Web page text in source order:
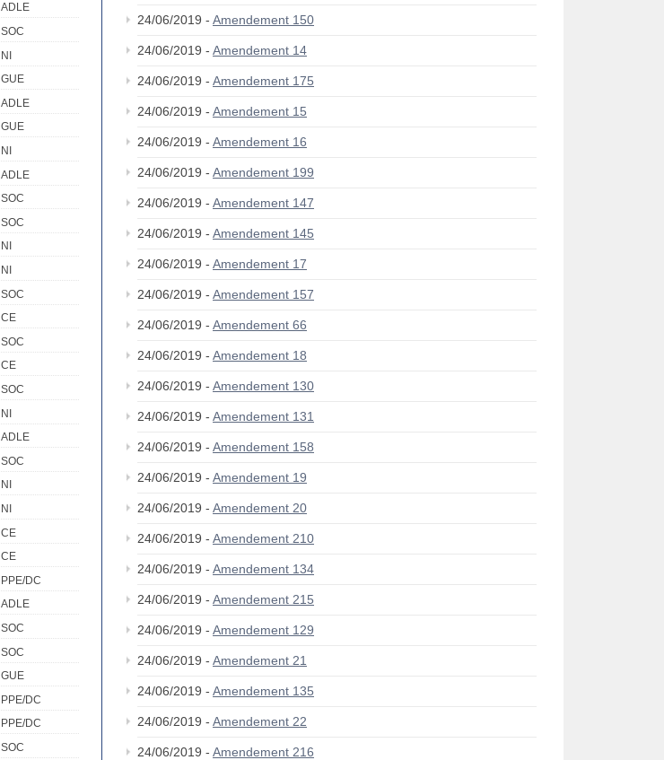
ADLE
SOC
NI
GUE
ADLE
GUE
NI
ADLE
SOC
SOC
NI
NI
SOC
CE
SOC
CE
SOC
NI
ADLE
SOC
NI
NI
CE
CE
PPE/DC
ADLE
SOC
SOC
GUE
PPE/DC
PPE/DC
SOC
24/06/2019 - Amendement 150
24/06/2019 - Amendement 14
24/06/2019 - Amendement 175
24/06/2019 - Amendement 15
24/06/2019 - Amendement 16
24/06/2019 - Amendement 199
24/06/2019 - Amendement 147
24/06/2019 - Amendement 145
24/06/2019 - Amendement 17
24/06/2019 - Amendement 157
24/06/2019 - Amendement 66
24/06/2019 - Amendement 18
24/06/2019 - Amendement 130
24/06/2019 - Amendement 131
24/06/2019 - Amendement 158
24/06/2019 - Amendement 19
24/06/2019 - Amendement 20
24/06/2019 - Amendement 210
24/06/2019 - Amendement 134
24/06/2019 - Amendement 215
24/06/2019 - Amendement 129
24/06/2019 - Amendement 21
24/06/2019 - Amendement 135
24/06/2019 - Amendement 22
24/06/2019 - Amendement 216